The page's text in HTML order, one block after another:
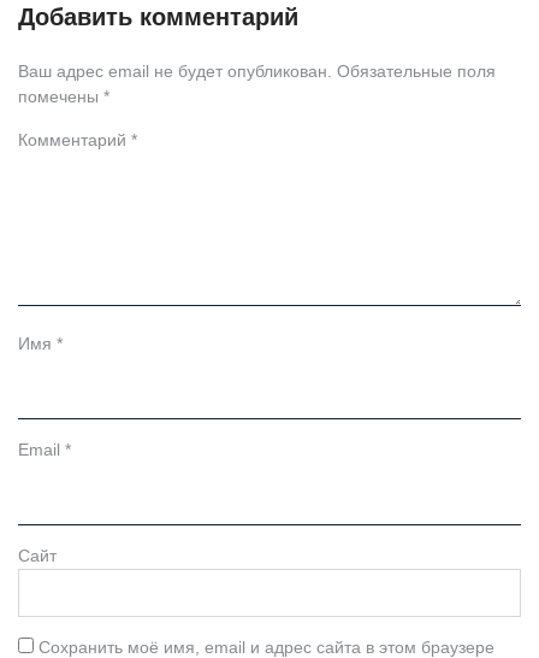
Добавить комментарий
Ваш адрес email не будет опубликован. Обязательные поля
помечены *
Комментарий *
Имя *
Email *
Сайт
Сохранить моё имя, email и адрес сайта в этом браузере